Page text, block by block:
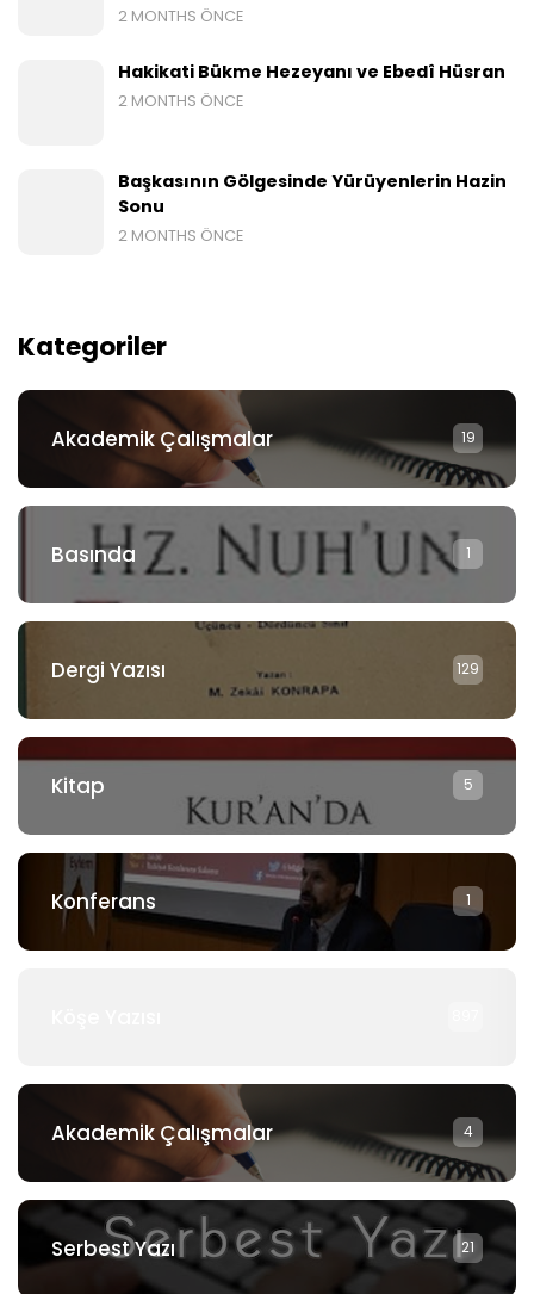
2 MONTHS ÖNCE
Hakikati Bükme Hezeyanı ve Ebedî Hüsran
2 MONTHS ÖNCE
Başkasının Gölgesinde Yürüyenlerin Hazin
Sonu
2 MONTHS ÖNCE
Kategoriler
Akademik Çalışmalar 19
Basında 1
Dergi Yazısı 129
Kitap 5
Konferans 1
Akademik Çalışmalar 4
Serbest Yazı 21